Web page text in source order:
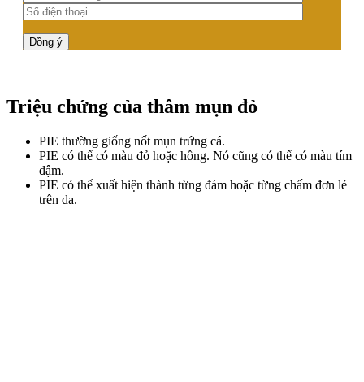
Triệu chứng của thâm mụn đỏ
PIE thường giống nốt mụn trứng cá.
PIE có thể có màu đỏ hoặc hồng. Nó cũng có thể có màu tím
đậm.
PIE có thể xuất hiện thành từng đám hoặc từng chấm đơn lẻ
trên da.